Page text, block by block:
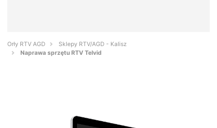
Orły RTV AGD
Sklepy RTV/AGD - Kalisz
Naprawa sprzętu RTV Telvid